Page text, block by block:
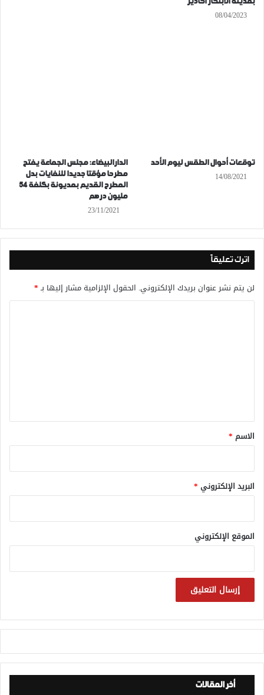
08/04/2023
توقعات أحوال الطقس ليوم الأحد
14/08/2021
الدارالبيضاء: مجلس الجماعة يفتح
مطرحا مؤقتا جديدا للنفايات بدل
المطرح القديم بمديونة بكلفة 54
مليون درهم
23/11/2021
اترك تعليقاً
لن يتم نشر عنوان بريدك الإلكتروني. الحقول الإلزامية مشار إليها بـ*
*
الاسم *
البريد الإلكتروني *
الموقع الإلكتروني
أخر المقالات